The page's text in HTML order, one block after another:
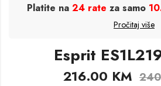
Platite na 24 rate za samo
Pročitaj više
Esprit
216.00 KM